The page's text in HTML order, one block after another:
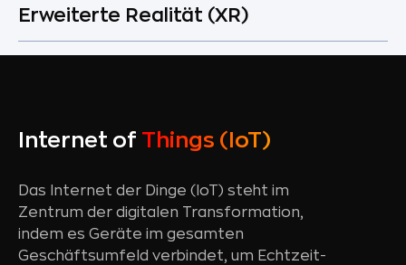
Erweiterte Realität (XR)
Internet of Things (IoT)
Das Internet der Dinge (IoT) steht im
Zentrum der digitalen Transformation,
indem es Geräte im gesamten
Geschäftsumfeld verbindet, um Echtzeit-